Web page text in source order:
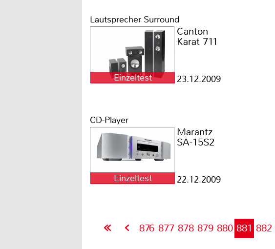
Lautsprecher Surround
Einzeltest
Canton
Karat 711
23.12.2009
CD-Player
Einzeltest
Marantz
SA-15S2
22.12.2009
876 877 878 879 880 881 882